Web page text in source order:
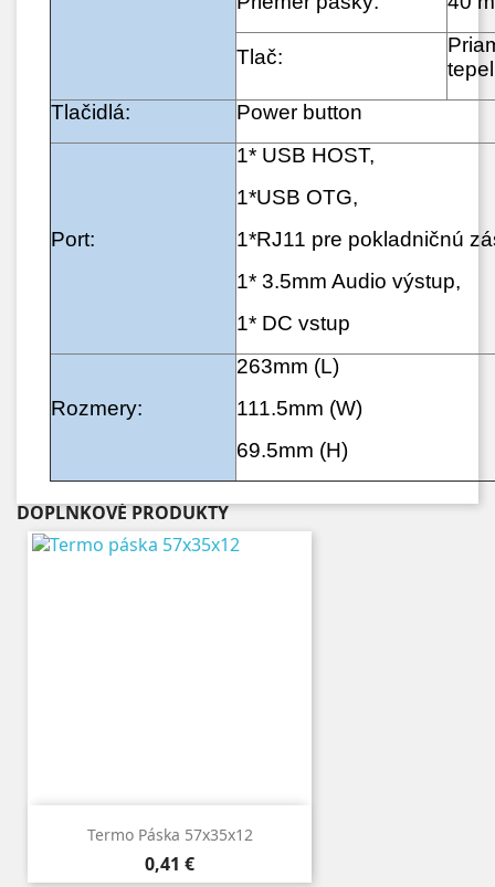
Tlač:
Tlačidlá:
Power button
Port:
1* USB HOST,
1*USB OTG,
1*RJ11 pre pokladničnú
1* 3.5mm Audio výstup,
1* DC vstup
Rozmery:
263mm (L)
111.5mm (W)
69.5mm (H)
DOPLNKOVÉ PRODUKTY
Termo Páska 57x35x12
Cena
0,41 €